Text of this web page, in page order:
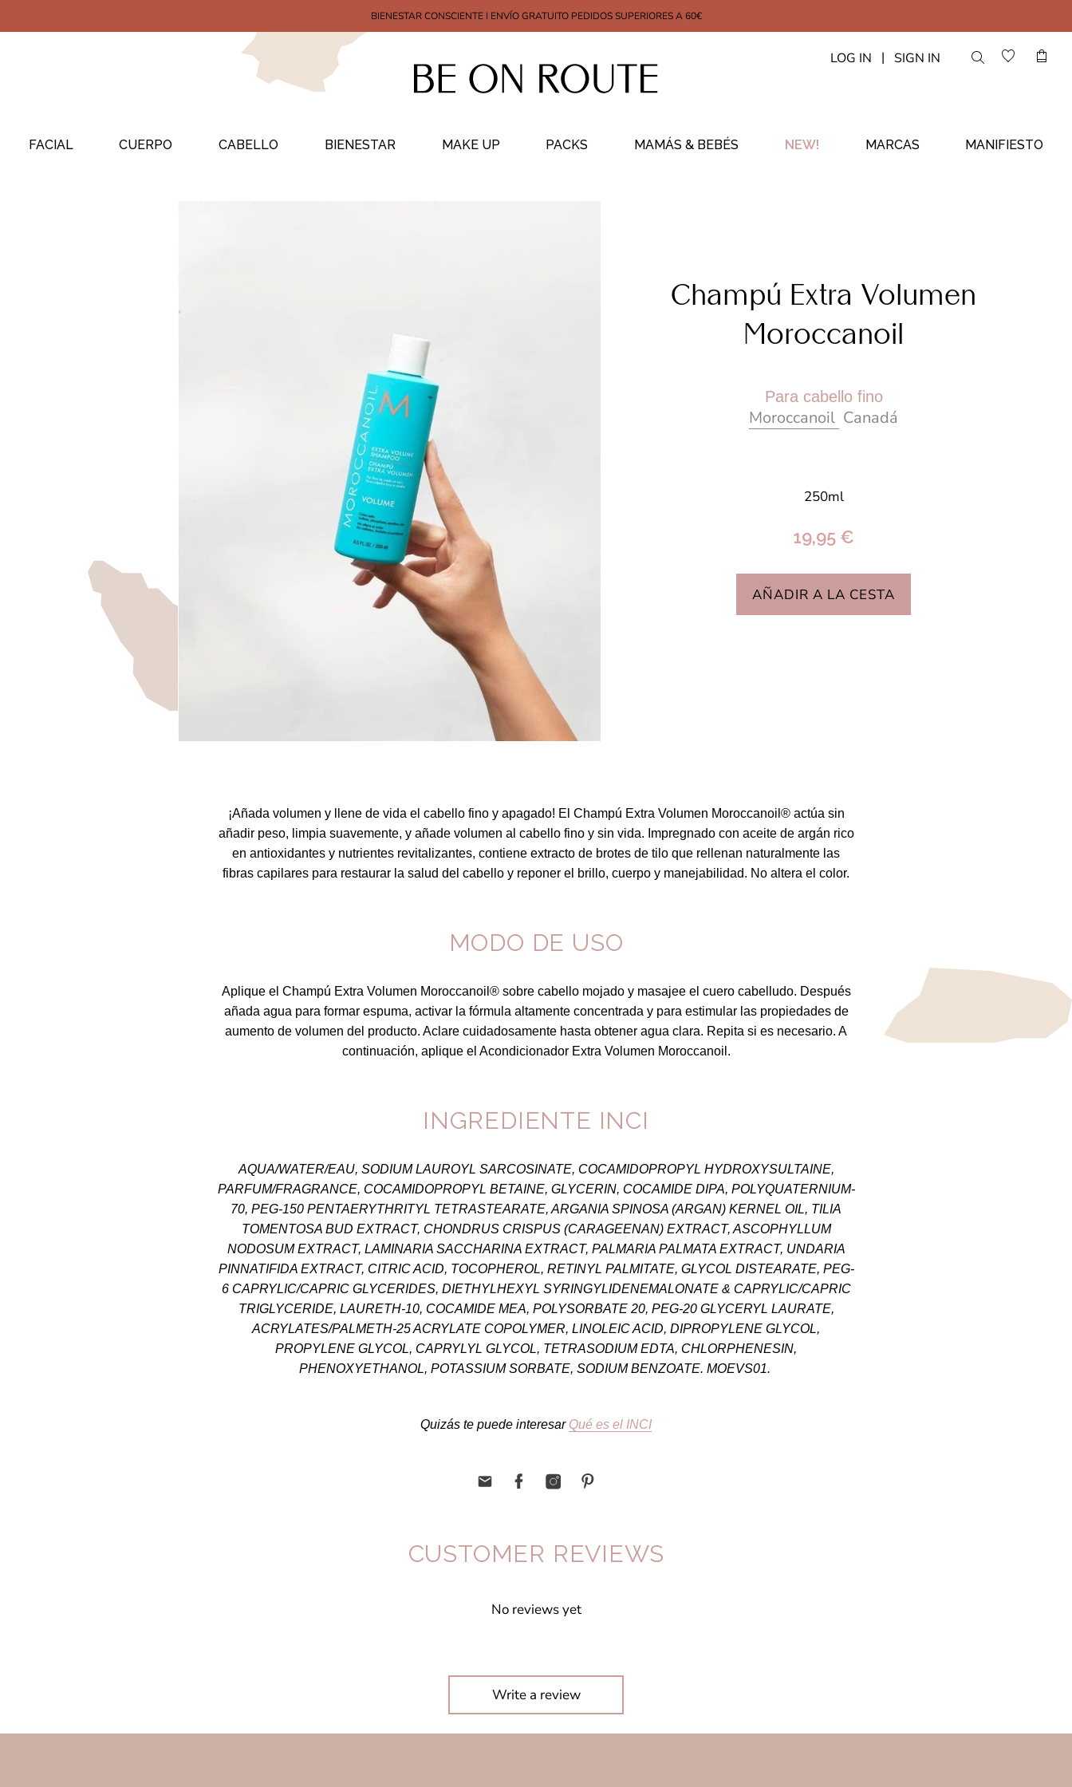
BIENESTAR CONSCIENTE I ENVÍO GRATUITO PEDIDOS SUPERIORES A 60€
LOG IN | SIGN IN
FACIAL CUERPO CABELLO BIENESTAR MAKE UP PACKS MAMÁS & BEBÉS NEW! MARCAS MANIFIESTO
Champú Extra Volumen
Moroccanoil
Para cabello fino
Moroccanoil Canadá
250ml
19,95 €
AÑADIR A LA CESTA
¡Añada volumen y llene de vida el cabello fino y apagado! El Champú Extra Volumen Moroccanoil® actúa sin
añadir peso, limpia suavemente, y añade volumen al cabello fino y sin vida. Impregnado con aceite de argán rico
en antioxidantes y nutrientes revitalizantes, contiene extracto de brotes de tilo que rellenan naturalmente las
fibras capilares para restaurar la salud del cabello y reponer el brillo, cuerpo y manejabilidad. No altera el color.
MODO DE USO
Aplique el Champú Extra Volumen Moroccanoil® sobre cabello mojado y masajee el cuero cabelludo. Después
añada agua para formar espuma, activar la fórmula altamente concentrada y para estimular las propiedades de
aumento de volumen del producto. Aclare cuidadosamente hasta obtener agua clara. Repita si es necesario. A
continuación, aplique el Acondicionador Extra Volumen Moroccanoil.
INGREDIENTE INCI
AQUA/WATER/EAU, SODIUM LAUROYL SARCOSINATE, COCAMIDOPROPYL HYDROXYSULTAINE,
PARFUM/FRAGRANCE, COCAMIDOPROPYL BETAINE, GLYCERIN, COCAMIDE DIPA, POLYQUATERNIUM-
70, PEG-150 PENTAERYTHRITYL TETRASTEARATE, ARGANIA SPINOSA (ARGAN) KERNEL OIL, TILIA
TOMENTOSA BUD EXTRACT, CHONDRUS CRISPUS (CARAGEENAN) EXTRACT, ASCOPHYLLUM
NODOSUM EXTRACT, LAMINARIA SACCHARINA EXTRACT, PALMARIA PALMATA EXTRACT, UNDARIA
PINNATIFIDA EXTRACT, CITRIC ACID, TOCOPHEROL, RETINYL PALMITATE, GLYCOL DISTEARATE, PEG-
6 CAPRYLIC/CAPRIC GLYCERIDES, DIETHYLHEXYL SYRINGYLIDENEMALONATE & CAPRYLIC/CAPRIC
TRIGLYCERIDE, LAURETH-10, COCAMIDE MEA, POLYSORBATE 20, PEG-20 GLYCERYL LAURATE,
ACRYLATES/PALMETH-25 ACRYLATE COPOLYMER, LINOLEIC ACID, DIPROPYLENE GLYCOL,
PROPYLENE GLYCOL, CAPRYLYL GLYCOL, TETRASODIUM EDTA, CHLORPHENESIN,
PHENOXYETHANOL, POTASSIUM SORBATE, SODIUM BENZOATE. MOEVS01.
Quizás te puede interesar Qué es el INCI
CUSTOMER REVIEWS
No reviews yet
Write a review